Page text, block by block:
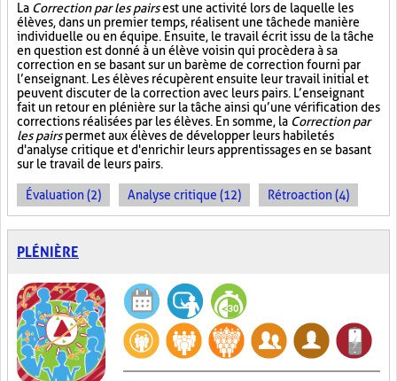
La Correction par les pairsest une activité lors de laquelle les
élèves, dans un premier temps, réalisent une tâche de manière
individuelle ou en équipe. Ensuite, le travail écrit issu de la tâche
en question est donné à un élève voisin qui procèdera à sa
correction en se basant sur un barème de correction fourni par
l’enseignant. Les élèves récupèrent ensuite leur travail initial et
peuvent discuter de la correction avec leurs pairs. L’enseignant
fait un retour en plénière sur la tâche ainsi qu’une vérification des
corrections réalisées par les élèves. En somme, la Correction par
les pairspermet aux élèves de développer leurs habiletés
d'analyse critique et d'enrichir leurs apprentissages en se basant
sur le travail de leurs pairs.
Évaluation (2) Analyse critique (12) Rétroaction (4)
PLÉNIÈRE